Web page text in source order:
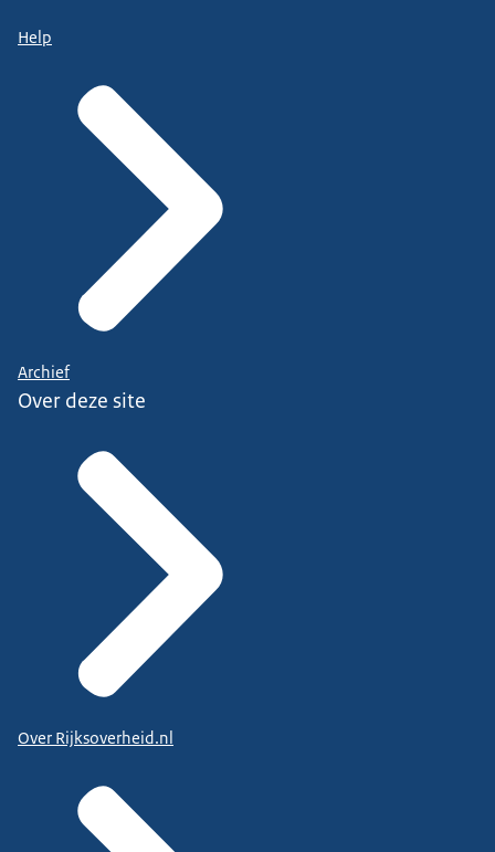
Help
Archief
Over deze site
Over Rijksoverheid.nl